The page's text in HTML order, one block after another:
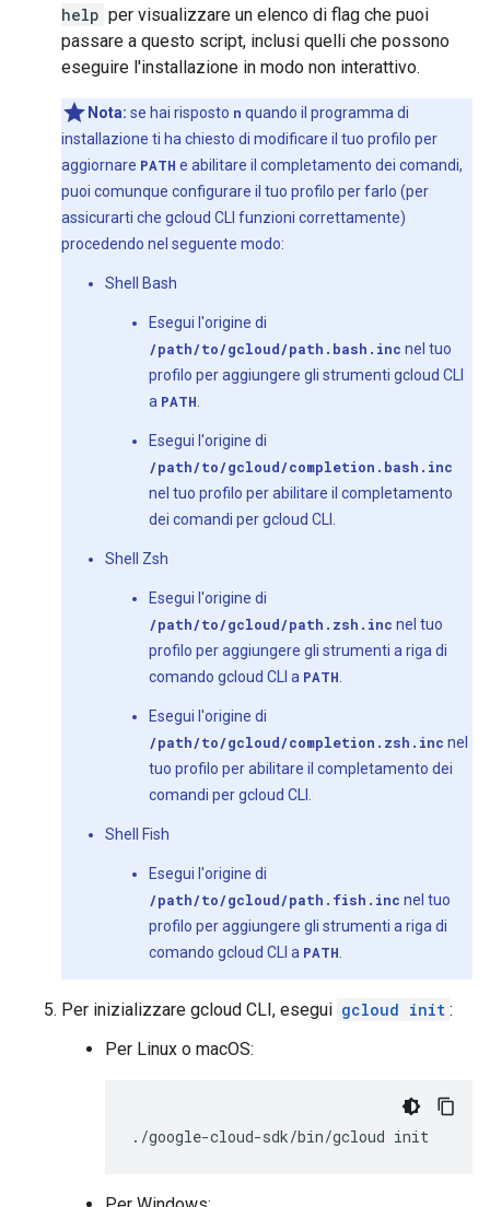
help per visualizzare un elenco di flag che puoi
passare a questo script, inclusi quelli che possono
eseguire l'installazione in modo non interattivo.
Nota: se hai risposto n quando il programma di
installazione ti ha chiesto di modificare il tuo profilo per
aggiornare PATH e abilitare il completamento dei comandi,
puoi comunque configurare il tuo profilo per farlo (per
assicurarti che gcloud CLI funzioni correttamente)
procedendo nel seguente modo:
Shell Bash
Esegui l'origine di
/path/to/gcloud/path.bash.inc nel tuo
profilo per aggiungere gli strumenti gcloud CLI
a PATH
Esegui l'origine di
/path/to/gcloud/completion.bash.inc
nel tuo profilo per abilitare il completamento
dei comandi per gcloud CLI.
Shell Zsh
Esegui l'origine di
/path/to/gcloud/path.zsh.inc nel tuo
profilo per aggiungere gli strumenti a riga di
comando gcloud CLI a PATH
Esegui l'origine di
/path/to/gcloud/completion.zsh.inc nel
tuo profilo per abilitare il completamento dei
comandi per gcloud CLI.
Shell Fish
Esegui l'origine di
/path/to/gcloud/path.fish.inc nel tuo
profilo per aggiungere gli strumenti a riga di
comando gcloud CLI a PATH
Per inizializzare gcloud CLI, esegui gcloud init :
Per Linux o macOS: